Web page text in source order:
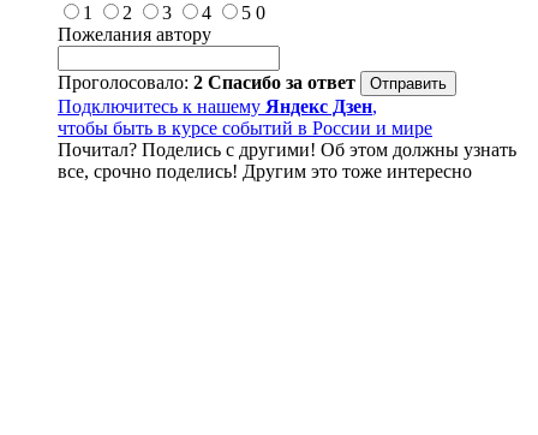
1
2 3 4 5 0
Пожелания автору
Проголосовало: 2 Спасибо за ответ
Подключитесь к нашему Яндекс Дзен,
чтобы быть в курсе событий в России и мире
Почитал? Поделись с другими! Об этом должны узнать
все, срочно поделись! Другим это тоже интересно